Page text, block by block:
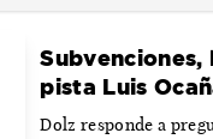
Subvenciones,
pista Luis
Dolz responde a